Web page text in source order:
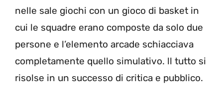
nelle sale giochi con un gioco di basket in
cui le squadre erano composte da solo due
persone e l’elemento arcade schiacciava
completamente quello simulativo. ll tutto si
risolse in un successo di critica e pubblico.